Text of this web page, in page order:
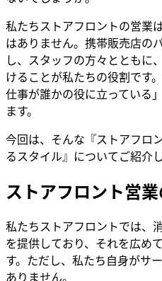
私たちストアフロントの営業
はありません。携帯販売店の
し、スタッフの方々とともに
けることが私たちの役割です
仕事が誰かの役に立っている
ます。
今回は、そんな『ストアフロ
るスタイル』についてご紹介
ストアフロント営
私たちストアフロントでは、
を提供しており、それを広め
す。ただし、私たち自身がサ
ありません。